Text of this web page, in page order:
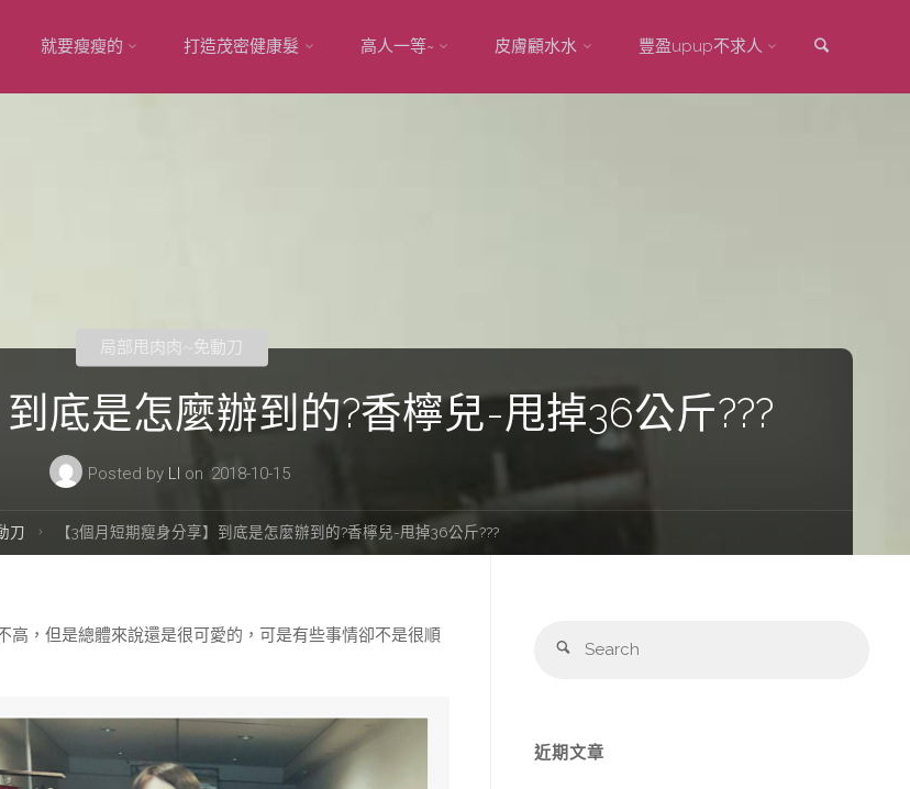
就要瘦瘦的 打造茂密健康髮 高人一等~ 皮膚顧水水 豐盈upup不求人
到底是怎麼辦到的?香檸兒-甩掉36公斤???
Posted by LI on 2018-10-15
局部甩肉肉~免動刀
刀 【3個月短期瘦身分享】到底是怎麼辦到的?香檸兒-甩掉36公斤???
高，但是總體來說還是很可愛的，可是有些事情卻不是很順
Search
近期文章